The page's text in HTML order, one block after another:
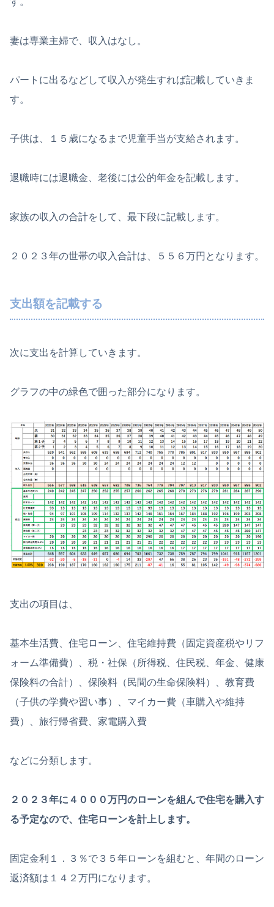
妻は専業主婦で、収入はなし。
パートに出るなどして収入が発生すれば記載していきま
す。
子供は、１５歳になるまで児童手当が支給されます。
退職時には退職金、老後には公的年金を記載します。
家族の収入の合計をして、最下段に記載します。
２０２３年の世帯の収入合計は、５５６万円となります。
支出額を記載する
次に支出を計算していきます。
グラフの中の緑色で囲った部分になります。
支出の項目は、
基本生活費、住宅ローン、住宅維持費（固定資産税やリフ
ォーム準備費）、税・社保（所得税、住民税、年金、健康
保険料の合計）、保険料（民間の生命保険料）、教育費
（子供の学費や習い事）、マイカー費（車購入や維持
費）、旅行帰省費、家電購入費
などに分類します。
２０２３年に４０００万円のローンを組んで住宅を購入す
る予定なので、住宅ローンを計上します。
固定金利１．３％で３５年ローンを組むと、年間のローン
返済額は１４２万円になります。